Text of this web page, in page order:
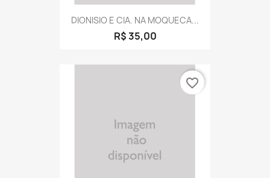
DIONISIO E CIA. NA MOQUECA...
R$ 35,00
favorite_border